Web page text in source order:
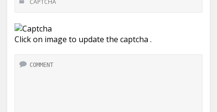
Click on image to update the captcha .